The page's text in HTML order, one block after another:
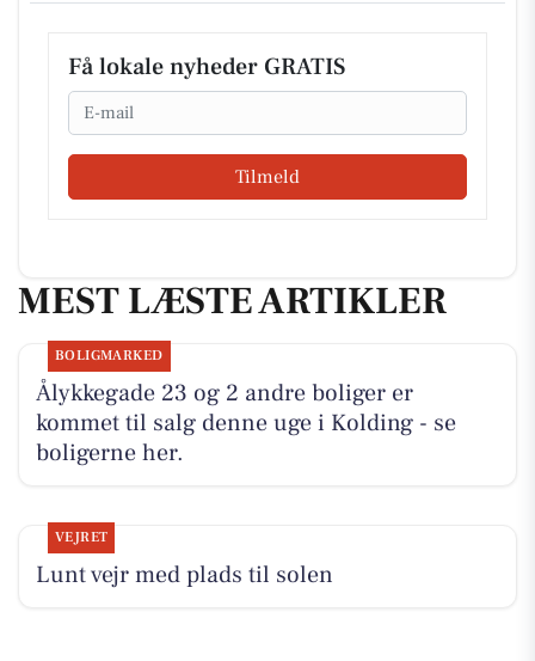
Få lokale nyheder GRATIS
Email
Tilmeld
MEST LÆSTE ARTIKLER
BOLIGMARKED
Ålykkegade 23 og 2 andre boliger er
kommet til salg denne uge i Kolding - se
boligerne her.
VEJRET
Lunt vejr med plads til solen